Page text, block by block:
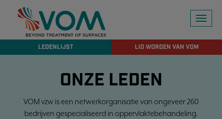
Toggle
LID WORDEN VAN VOM
LEDENLIJST
ONZE LEDEN
VOM vzw is een netwerkorganisatie van ongeveer 260
bedrijven gespecialiseerd in oppervlaktebehandeling.